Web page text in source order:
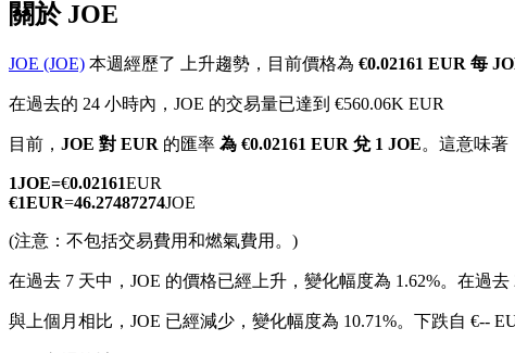
TradFi
美股、外匯、貴金屬及大宗商品衍生性商品
關於 JOE
JOE (JOE) 本週經歷了 上升趨勢，目前價格為 €0.02161 EUR 每
在過去的 24 小時內，JOE 的交易量已達到 €560.06K EUR
目前， JOE 對 EUR 的匯率 為 €0.02161 EUR 兌 1 JOE。這意味著
1JOE=€0.02161EUR
€1EUR=46.27487274JOE
(注意：不包括交易費用和燃氣費用。)
在過去 7 天中，JOE 的價格已經上升，變化幅度為 1.62%。 在過去
與上個月相比，JOE 已經減少，變化幅度為 10.71%。下跌自 €--